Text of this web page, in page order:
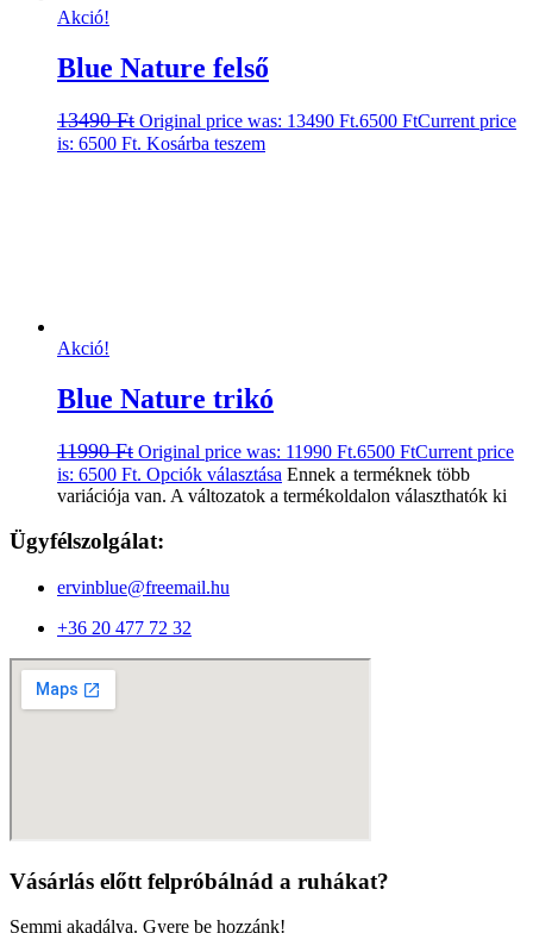
Akció!
Blue Nature felső
13490Ft Original price was: 13490 Ft.6500 FtCurrent price
is: 6500 Ft. Kosárba teszem
Akció!
Blue Nature trikó
11990Ft Original price was: 11990 Ft.6500 FtCurrent price
is: 6500 Ft. Opciók választása Ennek a terméknek több
variációja van. A változatok a termékoldalon választhatók ki
Ügyfélszolgálat:
ervinblue@freemail.hu
+36 20 477 72 32
Vásárlás előtt felpróbálnád a ruhákat?
Semmi akadálya. Gyere be hozzánk!